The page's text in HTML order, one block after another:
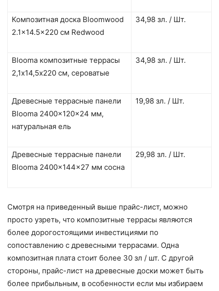
Композитная доска Bloomwood
2.1×14.5×220 см Redwood
34,98 зл. / Шт.
Blooma композитные террасы
2,1х14,5х220 см, сероватые
34,98 зл. / Шт.
Древесные террасные панели
Blooma 2400x120x24 мм,
натуральная ель
19,98 зл. / Шт.
Древесные террасные панели
Blooma 2400x144x27 мм сосна
29,98 зл. / Шт.
Смотря на приведенный выше прайс-лист, можно
просто узреть, что композитные террасы являются
более дорогостоящими инвестициями по
сопоставлению с древесными террасами. Одна
композитная плата стоит более 30 зл / шт. С другой
стороны, прайс-лист на древесные доски может быть
более прибыльным, в особенности если мы избираем